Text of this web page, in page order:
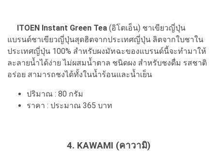
ITOEN Instant Green Tea (อิโตเอ็น) ชาเขียวญี่ปุ่น
แบรนด์ชาเขียวญี่ปุ่นสุดฮิตจากประเทศญี่ปุ่น ลิตจากใบชาใน
ประเทศญี่ปุ่น 100% สำหรับผงมัทฉะของแบรนด์นี้จะทำมาให้
ละลายน้ำได้ง่าย ไม่ผสมน้ำตาล ชนิดผง สำหรับชงดื่ม รสชาติ
อร่อย สามารถชงได้ทั้งในน้ำร้อนและน้ำเย็น
ปริมาณ : 80 กรัม
ราคา : ประมาณ 365 บาท
4. KAWAMI (คาวามิ)